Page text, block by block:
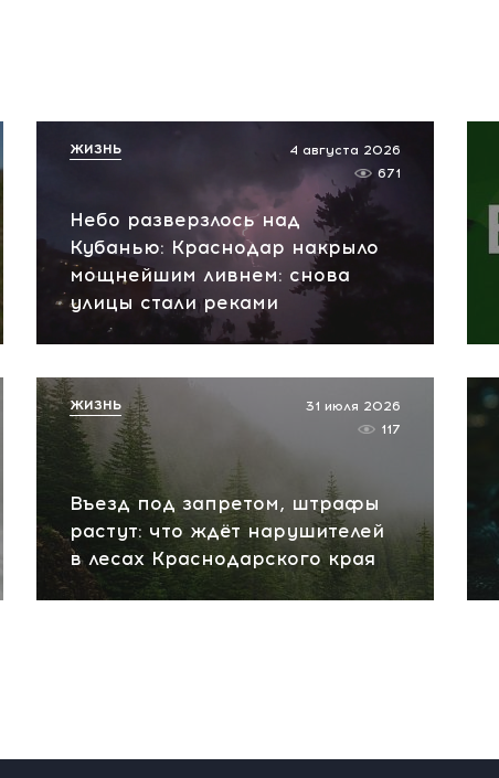
Небо разверзлось над
Кубанью: Краснодар накрыло
мощнейшим ливнем: снова
улицы стали реками
4 августа 2026
671
ЖИЗНЬ
Въезд под запретом, штрафы
растут: что ждёт нарушителей
в лесах Краснодарского края
31 июля 2026
117
ЖИЗНЬ